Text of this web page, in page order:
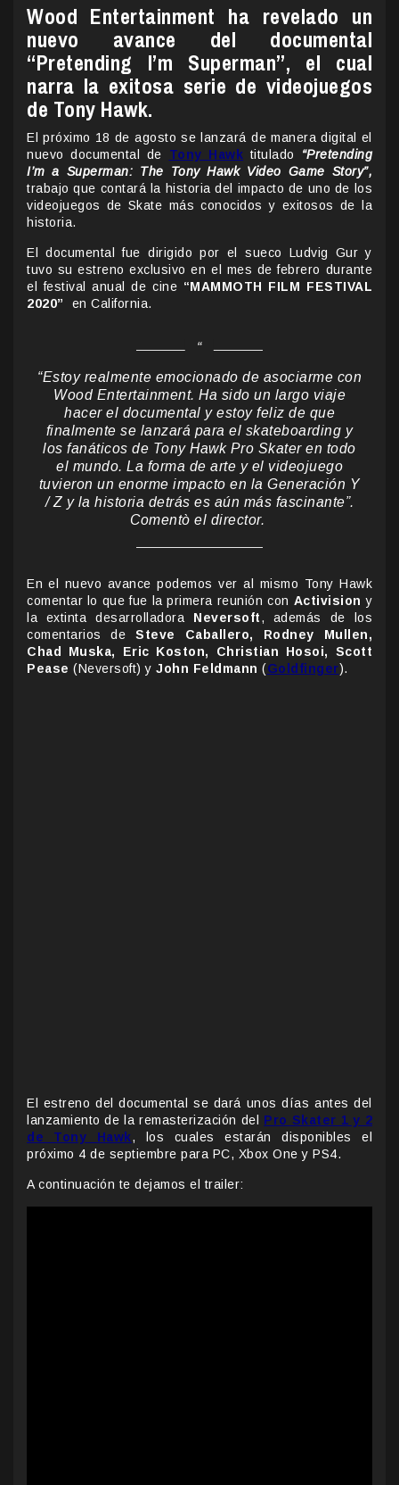
Wood Entertainment ha revelado un
nuevo avance del documental
“Pretending I’m Superman”, el cual
narra la exitosa serie de videojuegos
de Tony Hawk.
El próximo 18 de agosto se lanzará de manera digital el
nuevo documental de Tony Hawk titulado “Pretending
I’m a Superman: The Tony Hawk Video Game Story”,
trabajo que contará la historia del impacto de uno de los
videojuegos de Skate más conocidos y exitosos de la
historia.
El documental fue dirigido por el sueco Ludvig Gur y
tuvo su estreno exclusivo en el mes de febrero durante
el festival anual de cine “MAMMOTH FILM FESTIVAL
2020” en California.
“Estoy realmente emocionado de asociarme con
Wood Entertainment. Ha sido un largo viaje
hacer el documental y estoy feliz de que
finalmente se lanzará para el skateboarding y
los fanáticos de Tony Hawk Pro Skater en todo
el mundo. La forma de arte y el videojuego
tuvieron un enorme impacto en la Generación Y
/ Z y la historia detrás es aún más fascinante”.
Comentò el director.
En el nuevo avance podemos ver al mismo Tony Hawk
comentar lo que fue la primera reunión con Activision y
la extinta desarrolladora Neversoft, además de los
comentarios deSteve Caballero, Rodney Mullen,
Chad Muska, Eric Koston, Christian Hosoi, Scott
Pease (Neversoft) y John Feldmann (Goldfinger).
El estreno del documental se dará unos días antes del
lanzamiento de la remasterización del Pro Skater 1 y 2
de Tony Hawk, los cuales estarán disponibles el
próximo 4 de septiembre para PC, Xbox One y PS4.
A continuación te dejamos el trailer: